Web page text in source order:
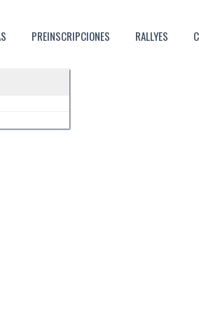
PREINSCRIPCIONES RALLYES